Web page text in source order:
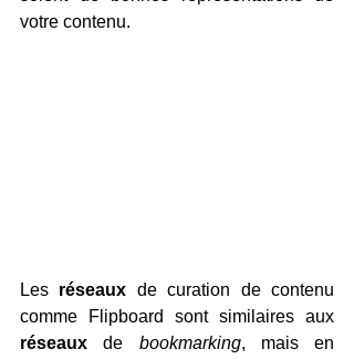
votre contenu.
Les réseaux de curation de contenu
réseaux de bookmarking, mais en